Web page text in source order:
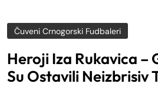
Čuveni Crnogorski Fudbaleri
Heroji Iza Rukavica –
Su Ostavili Neizbrisiv